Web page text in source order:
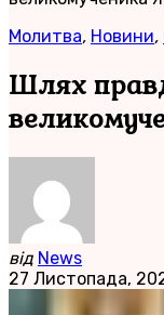
Молитва, Новини,
Шлях
від News
27 Листопада,